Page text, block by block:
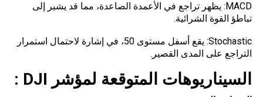
MACD: يظهر تراجع في الأعمدة الصاعدة، مما قد يشير إلى
تباطؤ القوة الشرائية.
Stochastic: يقع أسفل مستوى 50، في إشارة لاحتمال استمرار
التراجع على المدى القصير.
السيناريوهات المتوقعة لمؤشر DJI
: